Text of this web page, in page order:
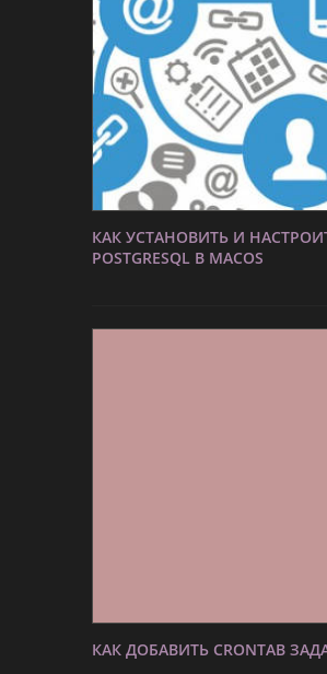
КАК УСТАНОВИТЬ И
POSTGRESQL В MACOS
КАК ДОБАВИТЬ CRONTAB